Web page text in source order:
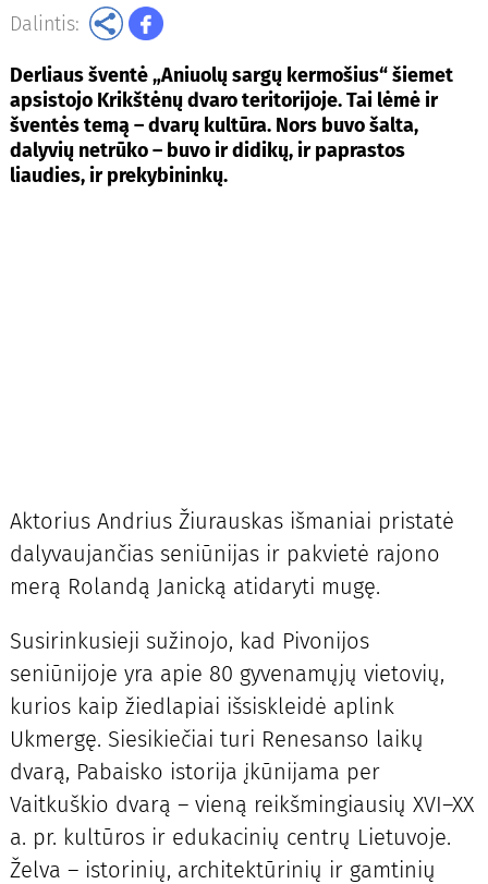
Dalintis:
Derliaus šventė „Aniuolų sargų kermošius“ šiemet
apsistojo Krikštėnų dvaro teritorijoje. Tai lėmė ir
šventės temą – dvarų kultūra. Nors buvo šalta,
dalyvių netrūko – buvo ir didikų, ir paprastos
liaudies, ir prekybininkų.
Aktorius Andrius Žiurauskas išmaniai pristatė
dalyvaujančias seniūnijas ir pakvietė rajono
merą Rolandą Janicką atidaryti mugę.
Susirinkusieji sužinojo, kad Pivonijos
seniūnijoje yra apie 80 gyvenamųjų vietovių,
kurios kaip žiedlapiai išsiskleidė aplink
Ukmergę. Siesikiečiai turi Renesanso laikų
dvarą, Pabaisko istorija įkūnijama per
Vaitkuškio dvarą – vieną reikšmingiausių XVI–XX
a. pr. kultūros ir edukacinių centrų Lietuvoje.
Želva – istorinių, architektūrinių ir gamtinių